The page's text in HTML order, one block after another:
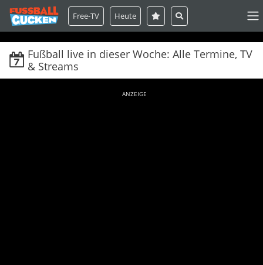
Free-TV Heute
Fußball live in dieser Woche: Alle Termine, TV
& Streams
ANZEIGE